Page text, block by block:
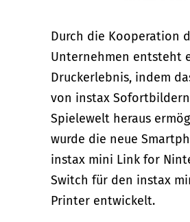
Durch die Kooperation
Unternehmen entsteht
Druckerlebnis, indem
von instax
Spielewelt heraus
wurde die neue
instax mini Link for
Switch für den instax
Printer entwickelt.